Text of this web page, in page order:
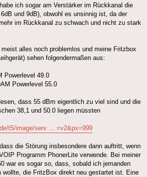
ich sogar am Verstärker im Rückkanal die
und 9dB), obwohl es unsinnig ist, da der
im Rückkanal zu schwach und nicht zu stark
alles noch problemlos und meine Fritzbox
sehen folgendermaßen aus:
Powerlevel 49.0
Powerlevel 55.0
dass 55 dBm eigentlich zu viel sind und die
38,1 und 50.0 liegen müssten
t5/image/serv ... =v2&px=999
die Störung insbesondere dann auftritt, wenn
Programm PhonerLite verwende. Bei meiner
war es sogar so, dass, sobald ich jemanden
wollte, die FritzBox direkt neu gestartet ist. Eine